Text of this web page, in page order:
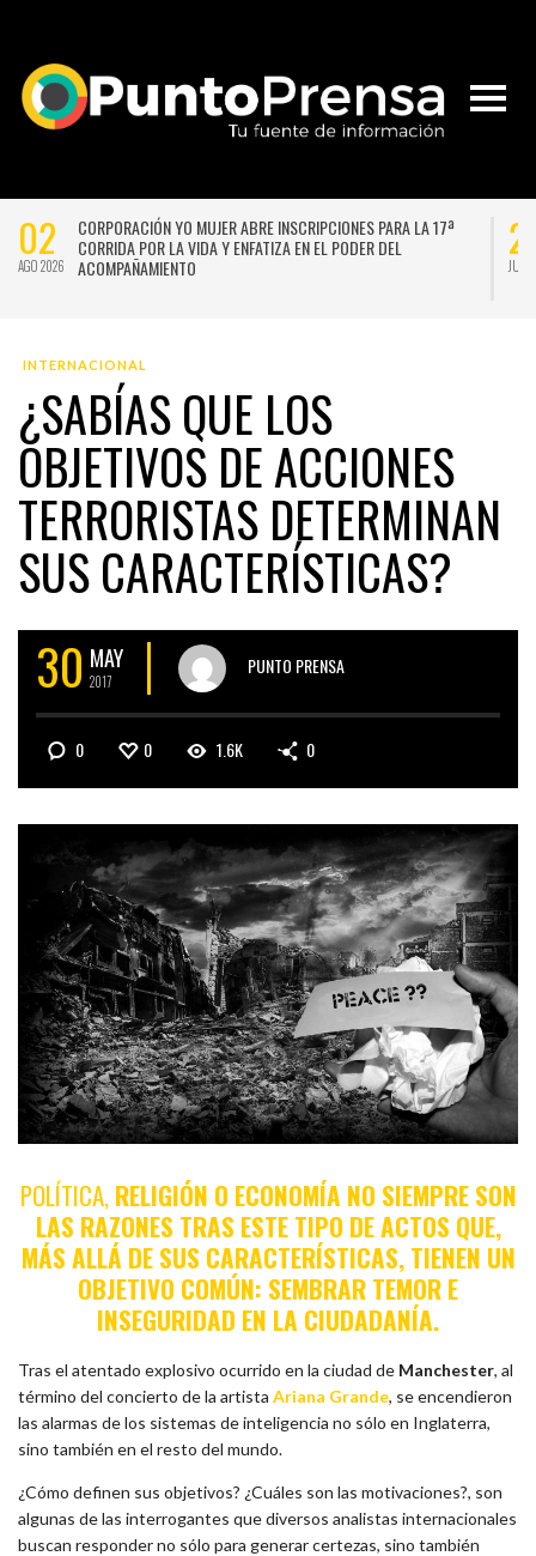
02
AGO 2026
CORPORACIÓN YO MUJER ABRE INSCRIPCIONES PARA LA 17ª
CORRIDA POR LA VIDA Y ENFATIZA EN EL PODER DEL
ACOMPAÑAMIENTO
JUL
INTERNACIONAL
¿SABÍAS QUE LOS
OBJETIVOS DE ACCIONES
TERRORISTAS DETERMINAN
SUS CARACTERÍSTICAS?
30 MAY
2017
PUNTO PRENSA
0 0 1.6K 0
POLÍTICA,RELIGIÓN O ECONOMÍA NO SIEMPRE SON
LAS RAZONES TRAS ESTE TIPO DE ACTOS QUE,
MÁS ALLÁ DE SUS CARACTERÍSTICAS, TIENEN UN
OBJETIVO COMÚN: SEMBRAR TEMOR E
INSEGURIDAD EN LA CIUDADANÍA.
Tras el atentado explosivo ocurrido en la ciudad de Manchester, al
término del concierto de la artista Ariana Grande, se encendieron
las alarmas de los sistemas de inteligencia no sólo en Inglaterra,
sino también en el resto del mundo.
¿Cómo definen sus objetivos? ¿Cuáles son las motivaciones?, son
algunas de las interrogantes que diversos analistas internacionales
buscan responder no sólo para generar certezas, sino también